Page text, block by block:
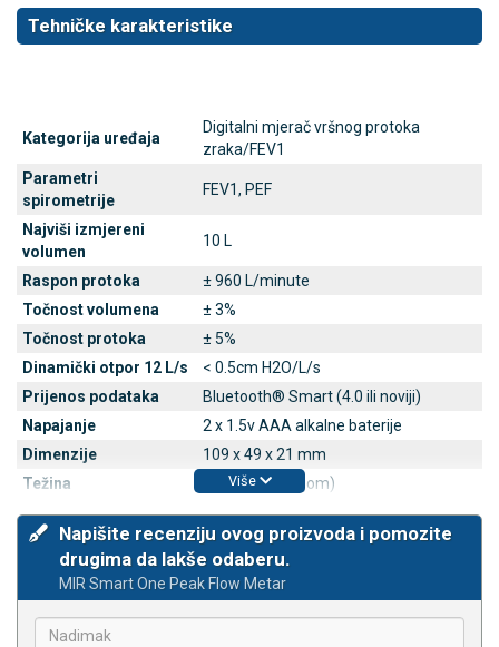
Tehničke karakteristike
Kategorija uređaja
Digitalni mjerač vršnog protoka
zraka/FEV1
Parametri
spirometrije
FEV1, PEF
Najviši izmjereni
volumen
10 L
Raspon protoka
± 960 L/minute
Točnost volumena
± 3%
Točnost protoka
± 5%
Dinamički otpor 12 L/s
< 0.5cm H2O/L/s
Prijenos podataka
Bluetooth® Smart (4.0 ili noviji)
Napajanje
2 x 1.5v AAA alkalne baterije
Dimenzije
109 x 49 x 21 mm
Težina
60.7g (s baterijom)
Više
Napišite recenziju ovog proizvoda i pomozite
drugima da lakše odaberu.
MIR Smart One Peak Flow Metar